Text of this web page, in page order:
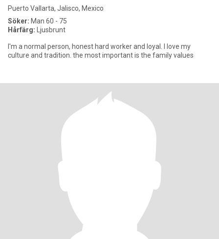
Puerto Vallarta, Jalisco, Mexico
Söker: Man 60 - 75
Hårfärg: Ljusbrunt
I'm a normal person, honest hard worker and loyal. I love my
culture and tradition. the most important is the family values